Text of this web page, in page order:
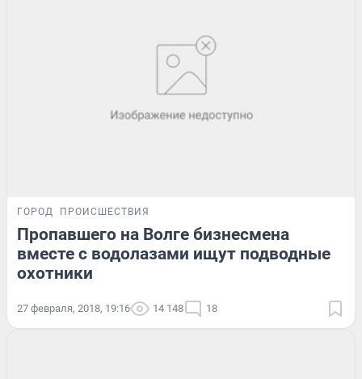
ГОРОД ПРОИСШЕСТВИЯ
Пропавшего на Волге бизнесмена
вместе с водолазами ищут подводные
охотники
27 февраля, 2018, 19:16 14 148 18